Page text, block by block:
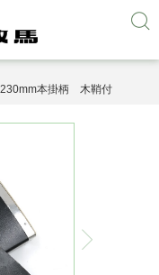
本掛柄 木鞘付